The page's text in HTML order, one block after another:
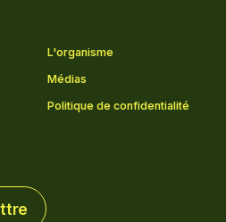
L'organisme
Médias
Politique de confidentialité